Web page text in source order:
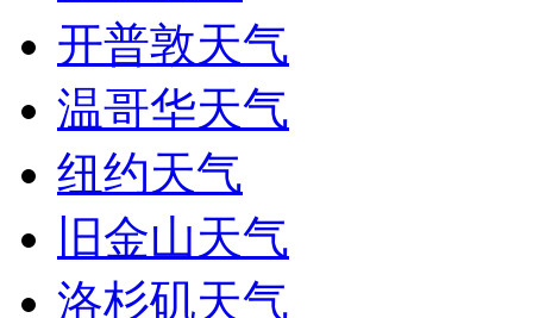
开普敦天气
温哥华天气
纽约天气
旧金山天气
洛杉矶天气